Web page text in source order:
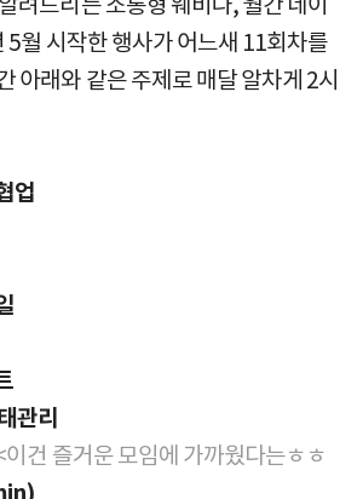
5월 시작한 행사가 어느새 11회차를
아래와 같은 주제로 매달 알차게 2시
업
관리
이건 즐거운 모임에 가까웠다는ㅎㅎ